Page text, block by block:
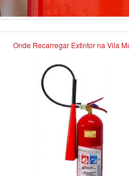
Onde Recarregar Extintor na Vila